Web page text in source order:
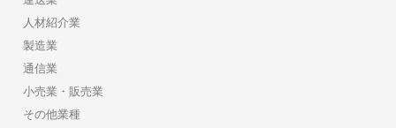
人材紹介業
製造業
通信業
小売業・販売業
その他業種